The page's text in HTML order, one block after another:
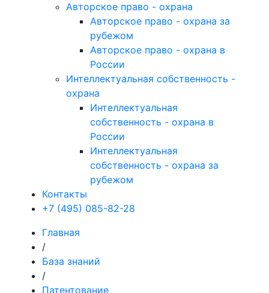
Авторское право - охрана
Авторское право - охрана за
рубежом
Авторское право - охрана в
России
Интеллектуальная собственность -
охрана
Интеллектуальная
собственность - охрана в
России
Интеллектуальная
собственность - охрана за
рубежом
Контакты
+7 (495) 085-82-28
Главная
/
База знаний
/
Патентование